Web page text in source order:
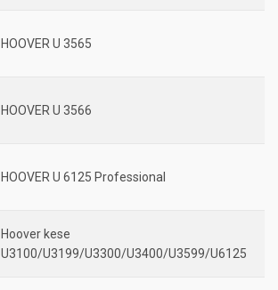
HOOVER U 3565
HOOVER U 3566
HOOVER U 6125 Professional
Hoover kese
U3100/U3199/U3300/U3400/U3599/U6125